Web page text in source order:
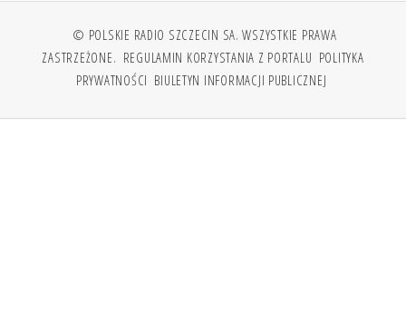
© POLSKIE RADIO SZCZECIN SA. WSZYSTKIE PRAWA
ZASTRZEŻONE. REGULAMIN KORZYSTANIA Z PORTALU POLITYKA
PRYWATNOŚCI BIULETYN INFORMACJI PUBLICZNEJ